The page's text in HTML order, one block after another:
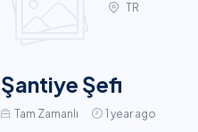
TR
Şantiye Şefi
Tam Zamanlı 1 year ago